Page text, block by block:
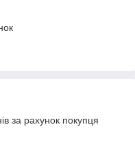
за рахунок покупця